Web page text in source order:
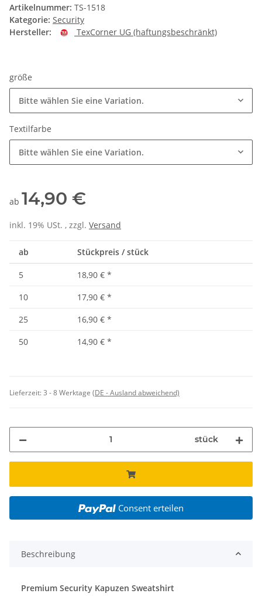
Artikelnummer: TS-1518
Kategorie: Security
Hersteller:
TexCorner UG (haftungsbeschränkt)
größe
Bitte wählen Sie eine Variation.
Textilfarbe
Bitte wählen Sie eine Variation.
ab 14,90 €
inkl. 19% USt. , zzgl. Versand
ab Stückpreis / stück
5 18,90 € *
10
17,90 € *
25
16,90 € *
50
14,90 € *
Lieferzeit:3 - 8 Werktage (DE - Ausland abweichend)
stück
Consent erteilen
Beschreibung
Premium Security Kapuzen Sweatshirt